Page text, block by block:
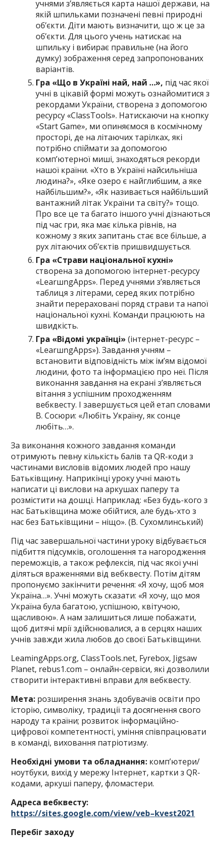
учнями з’являється карта нашої держави, на
якій шпильками позначені певні природні
об’єкти. Діти мають визначити, що ж це за
об’єкти. Для цього учень натискає на
шпильку і вибирає правильне (на його
думку) зображення серед запропонованих
варіантів.
Гра «Що в Україні най, най …», під час якої
учні в цікавій формі можуть ознайомитися з
рекордами України, створена з допомогою
ресурсу «ClassTools». Натискаючи на кнопку
«Start Game», ми опиняємося в космічному
просторі, де на літаючих тарілках, які
потрібно спіймати за допомогою
комп’ютерної миші, знаходяться рекорди
нашої країни. «Хто в Україні найсильніша
людина?», «Яке озеро є найглибшим, а яке
найбільшим?», «Як називається найбільший
вантажний літак України та світу?» тощо.
Про все це та багато іншого учні дізнаються
під час гри, яка має кілька рівнів, на
кожному з яких запитань стає все більше, а
рух літаючих об’єктів пришвидшується.
Гра «Страви національної кухні»
створена за допомогою інтернет-ресурсу
«LearшngApps». Перед учнями з’являється
таблиця з літерами, серед яких потрібно
знайти перераховані поряд страви та напої
національної кухні. Команди працюють на
швидкість.
Гра «Відомі українці»(інтернет-ресурс –
«LearшngApps»). Завдання учням –
встановити відповідність між ім’ям відомої
людини, фото та інформацією про неї. Після
виконання завдання на екрані з’являється
вітання з успішним проходженням
вебквесту. І завершується цей етап словами
В. Сосюри: «Любіть Україну, як сонце
любіть…».
За виконання кожного завдання команди
отримують певну кількість балів та QR-коди з
частинами висловів відомих людей про нашу
Батьківщину. Наприкінці уроку учні мають
написати ці вислови на аркушах паперу та
розмістити на дошці. Наприклад: «Без будь-кого з
нас Батьківщина може обійтися, але будь-хто з
нас без Батьківщини – ніщо». (В. Сухомлинський)
Під час завершальної частини уроку відбувається
підбиття підсумків, оголошення та нагородження
переможців, а також рефлексія, під час якої учні
діляться враженнями від вебквесту. Потім дітям
пропонуємо закінчити речення: «Я хочу, щоб моя
Україна…». Учні можуть сказати: «Я хочу, що моя
Україна була багатою, успішною, квітучою,
щасливою». А нам залишиться лише побажати,
щоб дитячі мрії здійснювалися, а в серцях наших
учнів завжди жила любов до своєї Батьківщини.
LeamingApps.org, ClassTools.net, Fyrebox, Jigsaw
Planet, rebus1.com – онлайн-сервіси, які дозволили
створити інтерактивні вправи для вебквесту.
Мета: розширення знань здобувачів освіти про
історію, символіку, традиції та досягнення свого
народу та країни; розвиток інформаційно-
цифрової компетентності, уміння співпрацювати
в команді, виховання патріотизму.
Необхідні умови та обладнання: комп’ютери/
ноутбуки, вихід у мережу Інтернет, картки з QR-
кодами, аркуші паперу, фломастери.
Адреса вебквесту:
https://sites.google.com/view/veb–kvest2021
Перебіг заходу